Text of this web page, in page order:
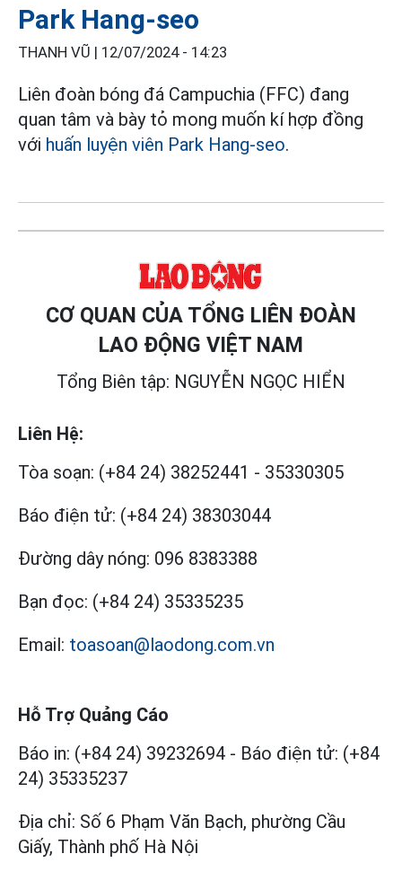
Park Hang-seo
THANH VŨ | 12/07/2024 - 14:23
Liên đoàn bóng đá Campuchia (FFC) đang
quan tâm và bày tỏ mong muốn kí hợp đồng
với huấn luyện viên Park Hang-seo.
CƠ QUAN CỦA TỔNG LIÊN ĐOÀN
LAO ĐỘNG VIỆT NAM
Tổng Biên tập: NGUYỄN NGỌC HIỂN
Liên Hệ:
Tòa soạn: (+84 24) 38252441 - 35330305
Báo điện tử: (+84 24) 38303044
Đường dây nóng: 096 8383388
Bạn đọc: (+84 24) 35335235
Email: toasoan@laodong.com.vn
Hỗ Trợ Quảng Cáo
Báo in: (+84 24) 39232694 - Báo điện tử: (+84
24) 35335237
Địa chỉ: Số 6 Phạm Văn Bạch, phường Cầu
Giấy, Thành phố Hà Nội